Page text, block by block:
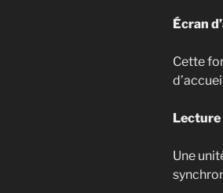
Écran
Cette
Lecture
Une